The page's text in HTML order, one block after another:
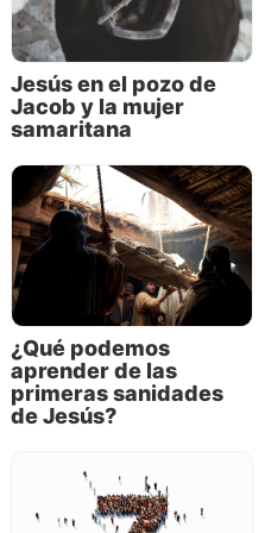
del Espíritu Santo es su
a Dios (Romanos
a Cristo de una
e íntima. Cuando
que Jesús tuvo
de tener un
haciendo.
Jesús en el pozo de
Jacob y la mujer
samaritana
¿Qué podemos
aprender de las
primeras sanidades
de Jesús?